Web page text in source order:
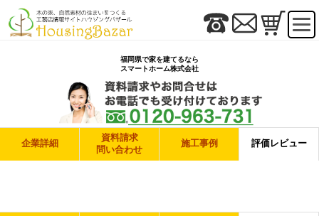
福岡県で家を建てるなら
スマートホーム株式会社
企業詳細
資料請求
問い合わせ
施工事例 評価レビュー